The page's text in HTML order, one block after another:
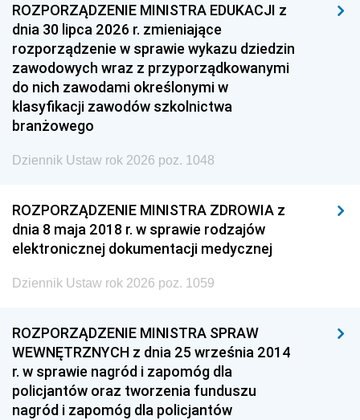
ROZPORZĄDZENIE MINISTRA EDUKACJI z
dnia 30 lipca 2026 r. zmieniające
rozporządzenie w sprawie wykazu dziedzin
zawodowych wraz z przyporządkowanymi
do nich zawodami określonymi w
klasyfikacji zawodów szkolnictwa
branżowego
Dziennik Ustaw rok 2026 poz. 1048
ROZPORZĄDZENIE MINISTRA ZDROWIA z
dnia 8 maja 2018 r. w sprawie rodzajów
elektronicznej dokumentacji medycznej
Dziennik Ustaw rok 2026 poz. 1059
ROZPORZĄDZENIE MINISTRA SPRAW
WEWNĘTRZNYCH z dnia 25 września 2014
r. w sprawie nagród i zapomóg dla
policjantów oraz tworzenia funduszu
nagród i zapomóg dla policjantów